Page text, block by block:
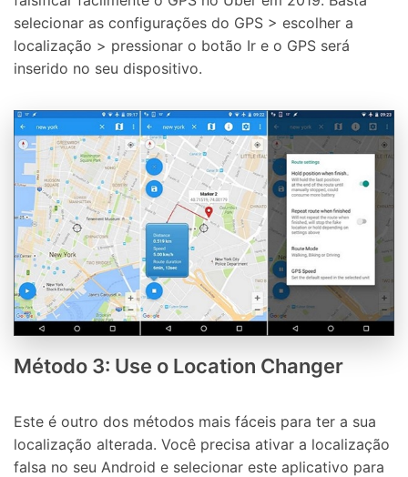
selecionar as configurações do GPS > escolher a
localização > pressionar o botão Ir e o GPS será
inserido no seu dispositivo.
Método 3: Use o Location Changer
Este é outro dos métodos mais fáceis para ter a sua
localização alterada. Você precisa ativar a localização
falsa no seu Android e selecionar este aplicativo para